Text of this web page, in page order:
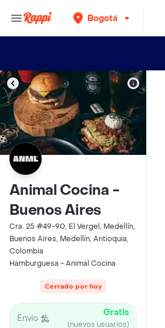
Bogotá
Animal Cocina -
Buenos Aires
Cra. 25 #49-90, El Vergel, Medellín,
Buenos Aires, Medellín, Antioquia,
Colombia
Hamburguesa - Animal Cocina
Cerrado por hoy
Envío Gratis
(nuevos usuarios)